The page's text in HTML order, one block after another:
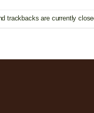
trackbacks are currently